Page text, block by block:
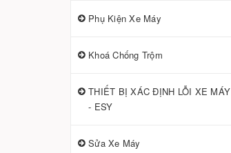
Phụ Kiện Xe Máy
Khoá Chống Trộm
THIẾT BỊ XÁC ĐỊNH LỖI XE MÁY
- ESY
Sửa Xe Máy